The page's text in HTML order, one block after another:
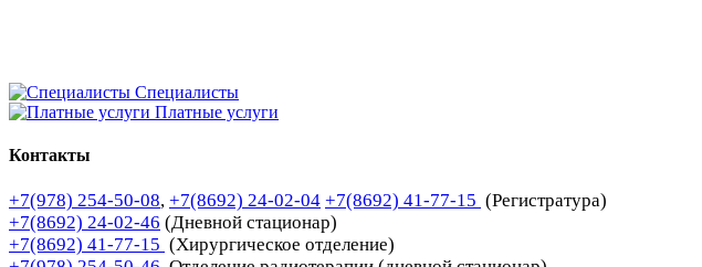
Специалисты
Платные услуги
Контакты
+7(978) 254-50-08, +7(8692) 24-02-04 +7(8692) 41-77-15 (Регистратура)
+7(8692) 24-02-46 (Дневной стационар)
+7(8692) 41-77-15 (Хирургическое отделение)